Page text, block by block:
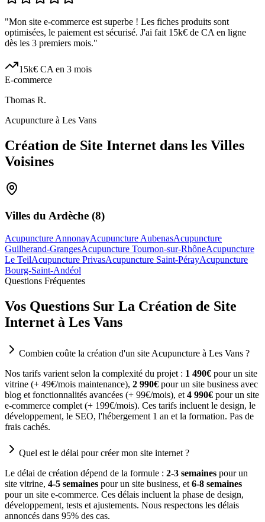
"Mon site e-commerce est superbe ! Les fiches produits sont
optimisées, le paiement est sécurisé. J'ai fait 15k€ de CA en ligne
dès les 3 premiers mois."
15k€ CA en 3 mois
E-commerce
Thomas R.
Acupuncture à Les Vans
Création de Site Internet dans les Villes
Voisines
Villes du Ardèche (8)
Acupuncture AnnonayAcupuncture AubenasAcupuncture
Guilherand-GrangesAcupuncture Tournon-sur-RhôneAcupuncture
Le TeilAcupuncture PrivasAcupuncture Saint-PérayAcupuncture
Bourg-Saint-Andéol
Questions Fréquentes
Vos Questions Sur La Création de Site
Internet à Les Vans
Combien coûte la création d'un site Acupuncture à Les Vans ?
Nos tarifs varient selon la complexité du projet : 1 490€ pour un site
vitrine (+ 49€/mois maintenance), 2 990€ pour un site business avec
blog et fonctionnalités avancées (+ 99€/mois), et 4 990€ pour un site
e-commerce complet (+ 199€/mois). Ces tarifs incluent le design, le
développement, le SEO, l'hébergement 1 an et la formation. Pas de
frais cachés.
Quel est le délai pour créer mon site internet ?
Le délai de création dépend de la formule : 2-3 semaines pour un
site vitrine, 4-5 semaines pour un site business, et 6-8 semaines
pour un site e-commerce. Ces délais incluent la phase de design,
développement, tests et ajustements. Nous respectons les délais
annoncés dans 95% des cas.